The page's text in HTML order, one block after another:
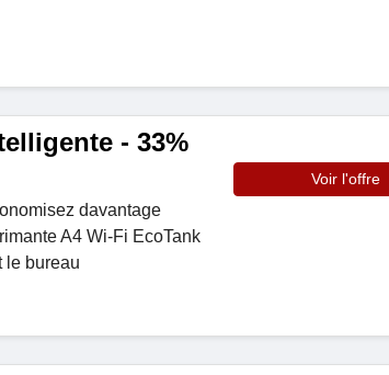
- 33%
davantage
A4 Wi-Fi EcoTank
le bureau
Voir l'offre